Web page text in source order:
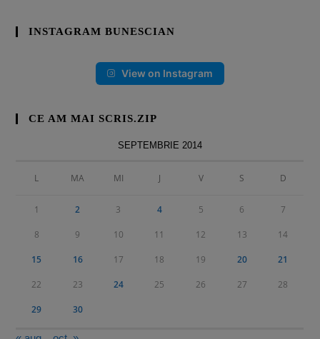
INSTAGRAM BUNESCIAN
View on Instagram
CE AM MAI SCRIS.ZIP
SEPTEMBRIE 2014
L MA MI J V S D
1 2 3 4 5 6 7
8 9 10 11 12 13 14
15 16 17 18 19 20 21
22 23 24 25 26 27 28
29 30